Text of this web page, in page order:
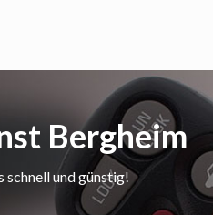
Bergheim
schnell und günstig!